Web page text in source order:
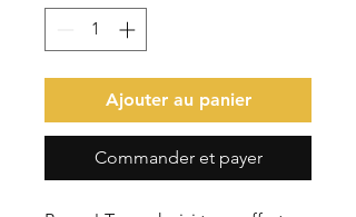
Ajouter au panier
Commander et payer